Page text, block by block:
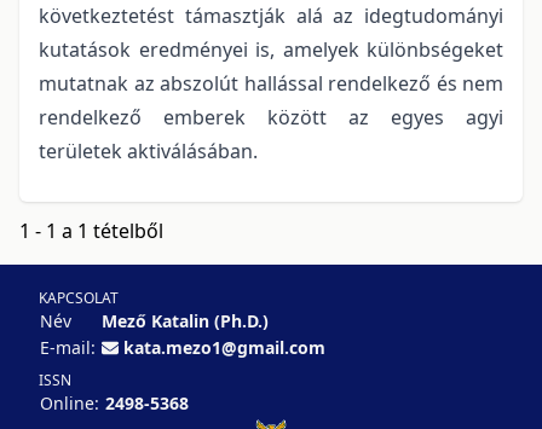
következtetést támasztják alá az idegtudományi
kutatások eredményei is, amelyek különbségeket
mutatnak az abszolút hallással rendelkező és nem
rendelkező emberek között az egyes agyi
területek aktiválásában.
1 - 1 a 1 tételből
KAPCSOLAT
Név
Mező Katalin (Ph.D.)
E-mail:
kata.mezo1@gmail.com
ISSN
Online: 2498-5368